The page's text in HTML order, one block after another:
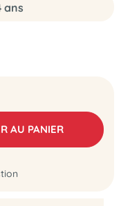
ans
AU PANIER